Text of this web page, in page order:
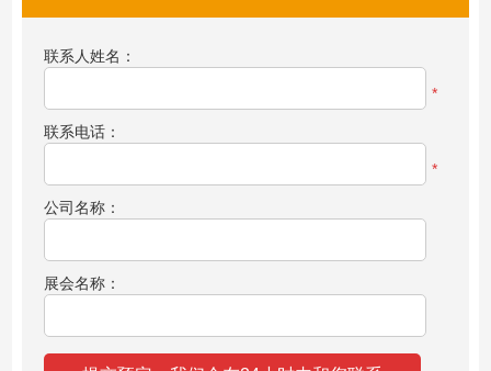
联系人姓名：
*
联系电话：
*
公司名称：
展会名称：